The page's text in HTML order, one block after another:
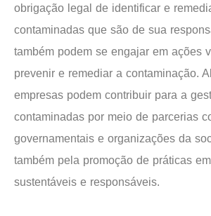
obrigação legal de identificar e
contaminadas que são de sua
também podem se engajar em ações
prevenir e remediar a contaminação.
empresas podem contribuir para a
contaminadas por meio de parcerias
governamentais e organizações da
também pela promoção de práticas
sustentáveis e responsáveis.